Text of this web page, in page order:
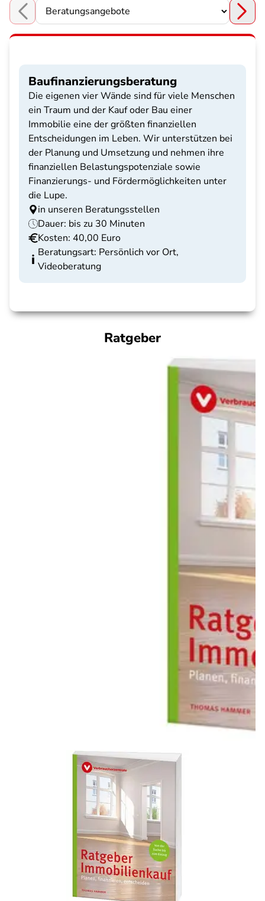
Choose a section
Baufinanzierungsberatung
Die eigenen vier Wände sind für viele Menschen
ein Traum und der Kauf oder Bau einer
Immobilie eine der größten finanziellen
Entscheidungen im Leben. Wir unterstützen bei
der Planung und Umsetzung und nehmen ihre
finanziellen Belastungspotenziale sowie
Finanzierungs- und Fördermöglichkeiten unter
die Lupe.
in unseren Beratungsstellen
Dauer: bis zu 30 Minuten
Kosten: 40,00 Euro
Beratungsart: Persönlich vor Ort,
Videoberatung
Ratgeber